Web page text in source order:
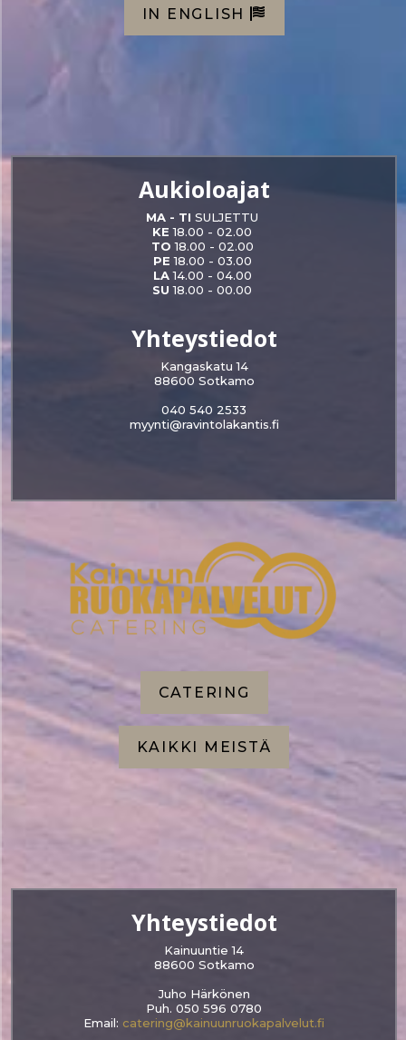
IN ENGLISH
Aukioloajat
MA - TI SULJETTU
KE 18.00 - 02.00
TO 18.00 - 02.00
PE 18.00 - 03.00
LA14.00 - 04.00
SU 18.00 - 00.00
Yhteystiedot
Kangaskatu 14
88600 Sotkamo
040 540 2533
myynti@ravintolakantis.fi
CATERING
KAIKKI MEISTÄ
Yhteystiedot
Kainuuntie 14
88600 Sotkamo
Juho Härkönen
Puh. 050 596 0780
Email: catering@kainuunruokapalvelut.fi